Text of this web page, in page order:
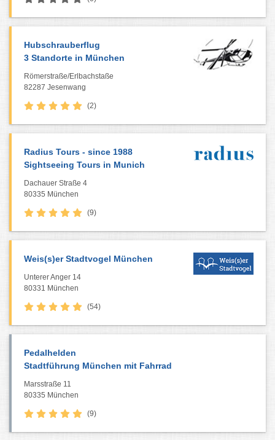
Hubschrauberflug
3 Standorte in München
Römerstraße/Erlbachstaße
82287 Jesenwang
(2)
Radius Tours - since 1988
Sightseeing Tours in Munich
Dachauer Straße 4
80335 München
(9)
Weis(s)er Stadtvogel München
Unterer Anger 14
80331 München
(54)
Pedalhelden
Stadtführung München mit Fahrrad
Marsstraße 11
80335 München
(9)